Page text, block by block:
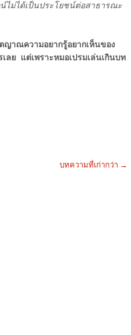
ไม่ได้เป็นประโยชน์ต่อสาธารณะ
าณความอยากรู้อยากเห็นของ
ลย แต่เพราะหมอเปรมเล่นเกินบท
บทความที่เก่ากว่า →